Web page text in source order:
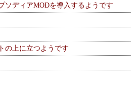
ソディアMODを導入するようです
の上に立つようです